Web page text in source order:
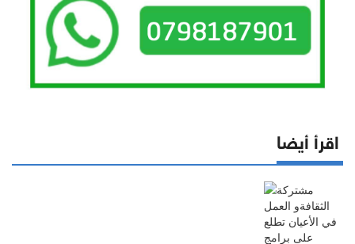
اقرأ أيضا